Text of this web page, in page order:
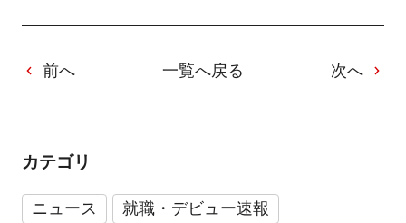
前へ 一覧へ戻る 次へ
カテゴリ
ニュース
就職・デビュー速報